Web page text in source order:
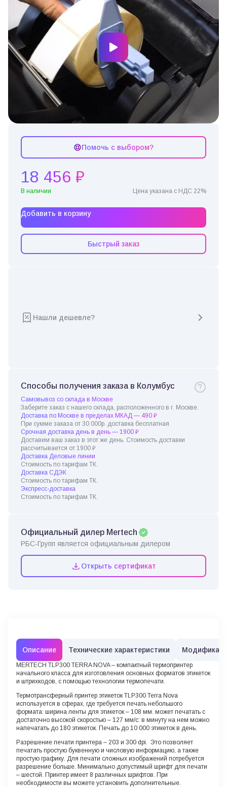
Помочь с выбором?
18 456 ₽
В наличии Цена указана с НДС 22%
Добавить в корзину
Быстрый заказ
Нашли дешевле?
Способы получения заказа в Колумбус
Самовывоз со склада в Москве
Заберите заказ с нашего склада, расположенного в г. Москве.
Доставка по Москве в пределах МКАД — 490 ₽
При сумме заказа от 30 000р. доставка бесплатная
Срочная доставка день в день — 1900 ₽
Доставим ваш заказ в этот же день. Стоимость доставки
рассчитывается от 1900 ₽
Доставка Деловые линии
Стоимость по тарифам ТК.
Доставка СДЭК
Стоимость по тарифам ТК.
Экспресс-доставка
Стоимость по тарифам ТК.
Официальный дилер Mertech
РБС-Групп является официальным дилером
Открыть сертификат
Описание Технические характеристики
MERTECH TLP300 TERRA NOVA– компактный термопринтер
начального класса для изготовления основных форматов этикеток
и штрихкодов, с помощью технологии термопечати.
Термотрансферный принтер этикеток TLP300 Terra Nova
используется в сферах, где требуется печать небольшого
формата: ширина ленты для этикеток – 108 мм. может печатать с
достаточно высокой скоростью – 127 мм/с: в минуту на нем можно
напечатать до 180 этикеток. Печать до 10 000 этикеток в день.
Разрешение печати принтера – 203 и 300 dpi. Это позволяет
печатать простую буквенную и числовую информацию, а также
простую графику. Для печати сложных изображений потребуется
разрешение больше. Минимально допустимый шрифт для печати
– шестой. Принтер имеет 8 различных шрифтов. При
необходимости вы можете установить дополнительные.